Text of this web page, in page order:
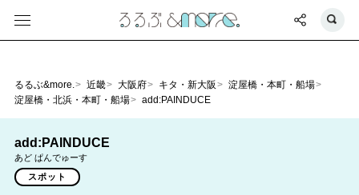
るるぶ&more. 近畿 大阪府 キタ・新大阪
淀屋橋・本町・船場
淀屋橋・北浜・本町・船場
add:PAINDUCE
add:PAINDUCE
あど ぱんでゅーす
スポット